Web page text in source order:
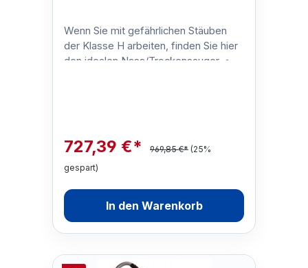
Wenn Sie mit gefährlichen Stäuben
der Klasse H arbeiten, finden Sie hier
den idealen Nass/Trockensauger. •
727,39 €* 969,85 €* (25%
gespart)
In den Warenkorb